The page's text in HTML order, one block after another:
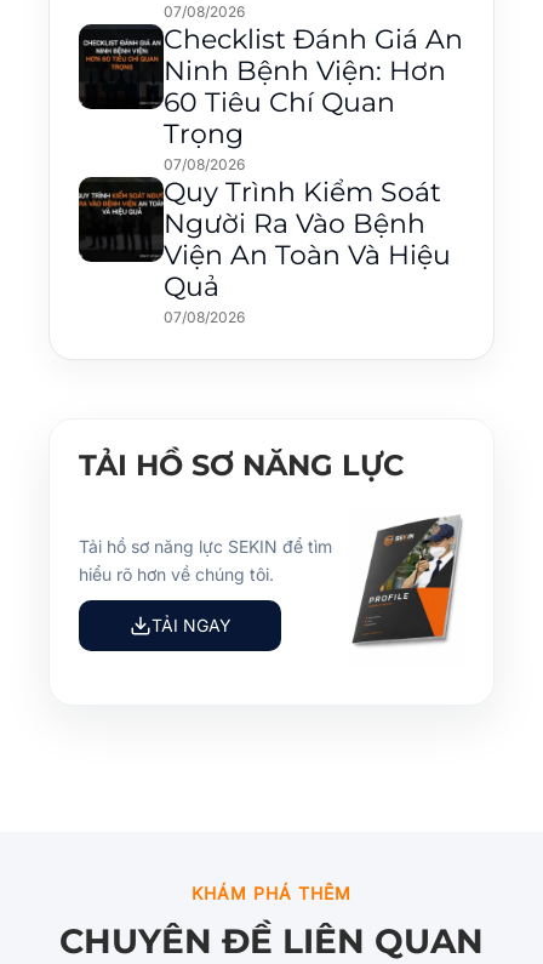
07/08/2026
Checklist Đánh Giá An
Ninh Bệnh Viện: Hơn
60 Tiêu Chí Quan
Trọng
07/08/2026
Quy Trình Kiểm Soát
Người Ra Vào Bệnh
Viện An Toàn Và Hiệu
Quả
07/08/2026
TẢI HỒ SƠ NĂNG LỰC
Tải hồ sơ năng lực SEKIN để tìm
hiểu rõ hơn về chúng tôi.
TẢI NGAY
KHÁM PHÁ THÊM
CHUYÊN ĐỀ LIÊN QUAN